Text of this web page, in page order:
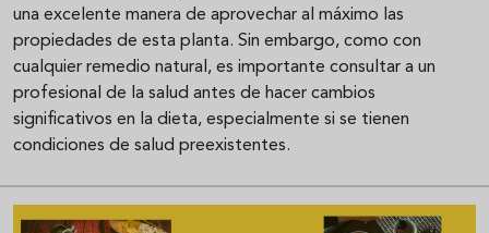
una excelente manera de aprovechar al máximo las
propiedades de esta planta. Sin embargo, como con
cualquier remedio natural, es importante consultar a un
profesional de la salud antes de hacer cambios
significativos en la dieta, especialmente si se tienen
condiciones de salud preexistentes.